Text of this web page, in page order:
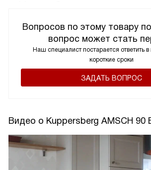
Вопросов по этому товару
вопрос может стать
Наш специалист постарается ответить
короткие сроки
ЗАДАТЬ ВОПРОС
Видео о Kuppersberg AMSCH 90